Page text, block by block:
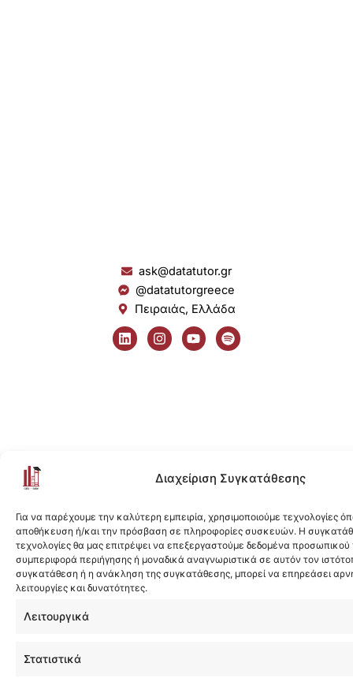
Διαχείριση Συγκατάθεσης
Για να παρέχουμε την καλύτερη εμπειρία, χρησιμοποιούμε τεχνολογίες
αποθήκευση ή/και την πρόσβαση σε πληροφορίες συσκευών. Η
τεχνολογίες θα μας επιτρέψει να επεξεργαστούμε δεδομένα
συμπεριφορά περιήγησης ή μοναδικά αναγνωριστικά σε αυτόν τον
συγκατάθεση ή η ανάκληση της συγκατάθεσης, μπορεί να επηρεάσει
λειτουργίες και δυνατότητες.
Λειτουργικά
Στατιστικά
ask@datatutor.gr
@datatutorgreece
Πειραιάς, Ελλάδα
L
i
n
I
n
s
Y
o
u
S
p
o